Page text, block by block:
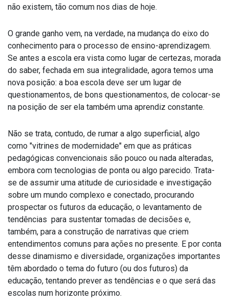
não existem, tão comum nos dias de hoje.
O grande ganho vem, na verdade, na mudança do eixo do
conhecimento para o processo de ensino-aprendizagem.
Se antes a escola era vista como lugar de certezas, morada
do saber, fechada em sua integralidade, agora temos uma
nova posição: a boa escola deve ser um lugar de
questionamentos, de bons questionamentos, de colocar-se
na posição de ser ela também uma aprendiz constante.
Não se trata, contudo, de rumar a algo superficial, algo
como "vitrines de modernidade" em que as práticas
pedagógicas convencionais são pouco ou nada alteradas,
embora com tecnologias de ponta ou algo parecido. Trata-
se de assumir uma atitude de curiosidade e investigação
sobre um mundo complexo e conectado, procurando
prospectar os futuros da educação, o levantamento de
tendências para sustentar tomadas de decisões e,
também, para a construção de narrativas que criem
entendimentos comuns para ações no presente. E por conta
desse dinamismo e diversidade, organizações importantes
têm abordado o tema do futuro (ou dos futuros) da
educação, tentando prever as tendências e o que será das
escolas num horizonte próximo.